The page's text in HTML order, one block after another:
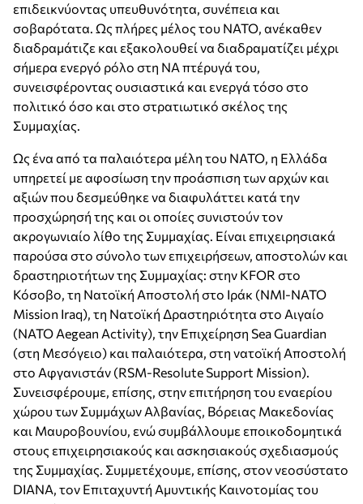
επιδεικνύοντας υπευθυνότητα, συνέπεια και
σοβαρότατα. Ως πλήρες μέλος του ΝΑΤΟ, ανέκαθεν
διαδραμάτιζε και εξακολουθεί να διαδραματίζει μέχρι
σήμερα ενεργό ρόλο στη ΝΑ πτέρυγά του,
συνεισφέροντας ουσιαστικά και ενεργά τόσο στο
πολιτικό όσο και στο στρατιωτικό σκέλος της
Συμμαχίας.
Ως ένα από τα παλαιότερα μέλη του ΝΑΤΟ, η Ελλάδα
υπηρετεί με αφοσίωση την προάσπιση των αρχών και
αξιών που δεσμεύθηκε να διαφυλάττει κατά την
προσχώρησή της και οι οποίες συνιστούν τον
ακρογωνιαίο λίθο της Συμμαχίας. Είναι επιχειρησιακά
παρούσα στο σύνολο των επιχειρήσεων, αποστολών και
δραστηριοτήτων της Συμμαχίας: στην KFOR στο
Κόσοβο, τη Νατοϊκή Αποστολή στο Ιράκ (ΝΜΙ-NATO
Mission Iraq), τη Νατοϊκή Δραστηριότητα στο Αιγαίο
(NATO Aegean Activity), την Επιχείρηση Sea Guardian
(στη Μεσόγειο) και παλαιότερα, στη νατοϊκή Αποστολή
στο Αφγανιστάν (RSM-Resolute Support Mission).
Συνεισφέρουμε, επίσης, στην επιτήρηση του εναερίου
χώρου των Συμμάχων Αλβανίας, Βόρειας Μακεδονίας
και Μαυροβουνίου, ενώ συμβάλλουμε εποικοδομητικά
στους επιχειρησιακούς και ασκησιακούς σχεδιασμούς
της Συμμαχίας. Συμμετέχουμε, επίσης, στον νεοσύστατο
DIANA, τον Επιταχυντή Αμυντικής Καινοτομίας του